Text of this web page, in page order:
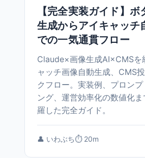
【完全実装ガイド】
生成からアイキャッチ
での一気通貫フロー
Claude×画像生成AI×CMSを
ャッチ画像自動生成、CMS
クフロー。実装例、プロン
ング、運営効率化の数値化
羅した完全ガイド。
👤 いわぶち⏱️ 20m